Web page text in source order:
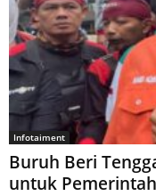
Infotaiment
Buruh Beri
untuk Pemerintah